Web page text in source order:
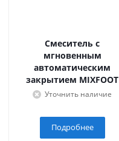
Смеситель с
мгновенным
автоматическим
закрытием MIXFOOT
Уточнить наличие
Подробнее